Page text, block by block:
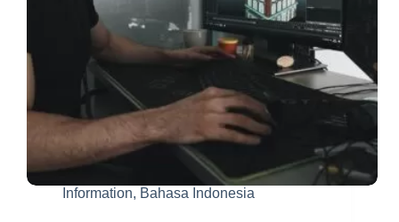
Information, Bahasa Indonesia